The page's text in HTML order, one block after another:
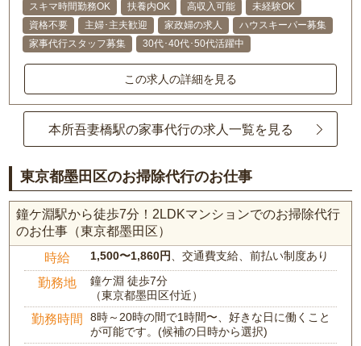
スキマ時間勤務OK 扶養内OK 高収入可能
未経験OK
資格不要
主婦･主夫歓迎 家政婦の求人
ハウスキーパー募集
家事代行スタッフ募集
30代･40代･50代活躍中
この求人の詳細を見る
本所吾妻橋駅の家事代行の求人一覧を見る
東京都墨田区のお掃除代行のお仕事
鐘ケ淵駅から徒歩7分！2LDKマンションでのお掃除代行
のお仕事（東京都墨田区）
時給 1,500〜1,860円 、交通費支給、前払い制度あり
勤務地
鐘ケ淵 徒歩7分
（東京都墨田区付近）
勤務時間
8時～20時の間で1時間〜、好きな日に働くこと
が可能です。(候補の日時から選択)